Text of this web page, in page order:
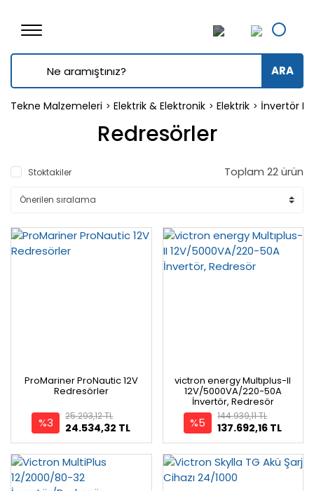
ARA
Tekne Malzemeleri Elektrik & Elektronik Elektrik İnvertör
Redresörler
Stoktakiler Toplam 22 ürün
ProMariner ProNautic 12V
Redresörler
%3 24.534,32 TL
25.293,12 TL
victron energy Multıplus-II
12V/5000VA/220-50A
İnvertör, Redresör
%5 137.692,16 TL
144.939,11 TL